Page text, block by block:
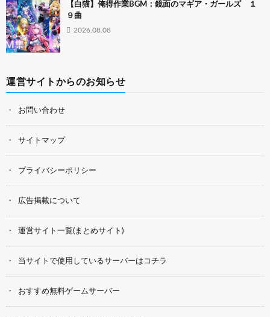
【白猫】俺得作業BGM：鏡面のマギア・ガールズ １
９曲
2026.08.08
運営サイトからのお知らせ
お問い合わせ
サイトマップ
プライバシーポリシー
広告掲載について
運営サイト一覧(まとめサイト)
当サイトで使用しているサーバーはコチラ
おすすめ無料ゲームサーバー